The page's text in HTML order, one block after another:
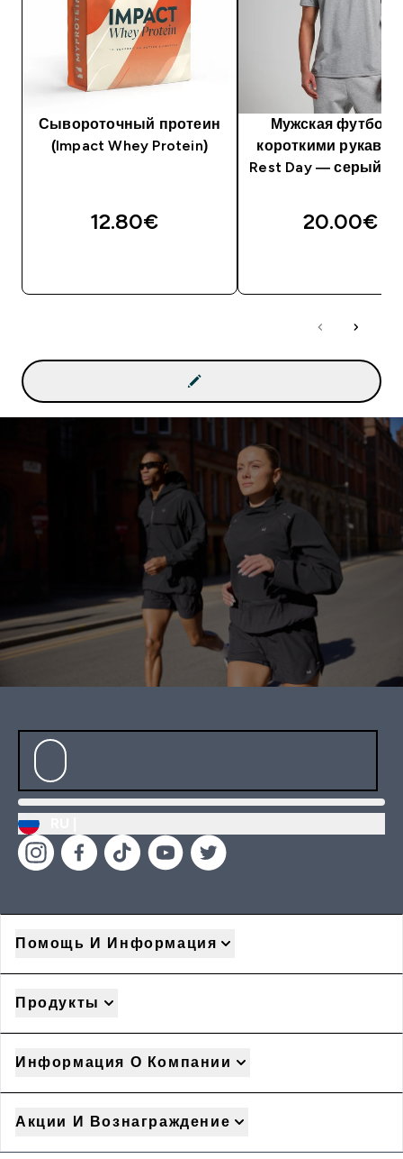
Сывороточный протеин
(Impact Whey Protein)
12.80€‎
Мужская
короткими
Rest Day — серый
20.00€‎
Помощь И Информация
Продукты
Информация О Компании
Акции И Вознаграждение